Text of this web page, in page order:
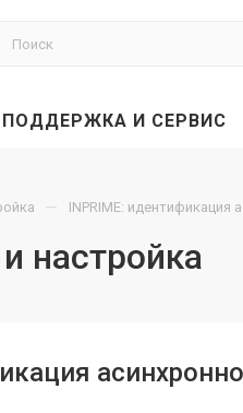
ПОДДЕРЖКА И СЕРВИС
— INPRIME:
настройка